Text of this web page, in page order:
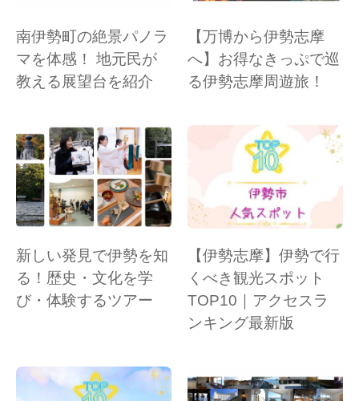
南伊勢町の絶景パノラ
マを体感！ 地元民が
教える展望台を紹介
【万博から伊勢志摩
へ】お得なきっぷで巡
る伊勢志摩周遊旅！
新しい発見で伊勢を知
る！歴史・文化を学
び・体験するツアー
【伊勢志摩】伊勢で行
くべき観光スポット
TOP10｜アクセスラ
ンキング最新版